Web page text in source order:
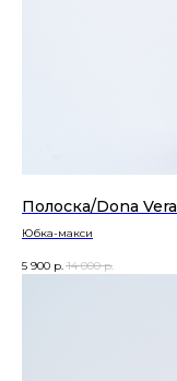
Полоска/Dona Vera
Юбка-макси
5 900 р. 14 000 р.